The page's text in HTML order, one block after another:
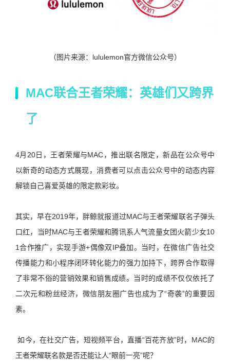
（图片来源：lululemon官方微信公众号）
MAC联合王者荣耀：英雄们又跨界
了
4月20日，王者荣耀与MAC，推出联名限定，新品在公众号中
以新奇的动态方式展现，消费者可以点击公众号中的动态内容
解锁自己喜爱英雄的限定款彩妆。
其实，早在2019年，胖鲸就报道过MAC与王者荣耀联名子弹头
口红，当时MAC与王者荣耀和腾讯系人气流量女团火箭少女10
1合作推广，实现手游+偶像双IP叠加。当时，在微信广告社交
传播能力和小程序闭环转化能力的强力加持下，跨界合作取得
了非常不俗的营销效果和销售成绩。当时的成绩不仅仅依托了
二次元和粉丝经济，微信朋友圈广告也成为了“奇袭”的重要因
素。
如今，在社交广告，短视频平台，直播“百花齐放”时，MAC的
王者荣耀联名款是否还能让人“眼前一亮”呢？